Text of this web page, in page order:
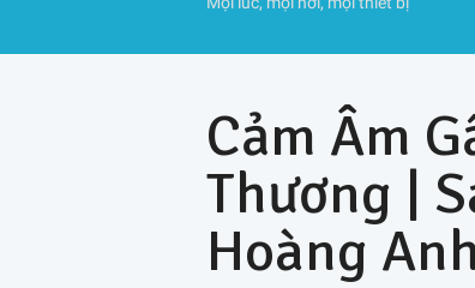
Cảm Âm
Thương |
Hoàng